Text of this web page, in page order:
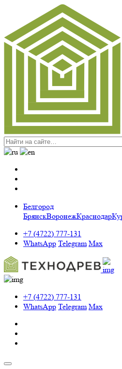
Белгород
БрянскВоронежКраснодар
+7 (4722) 777-131
WhatsApp Telegram Max
+7 (4722) 777-131
WhatsApp Telegram Max